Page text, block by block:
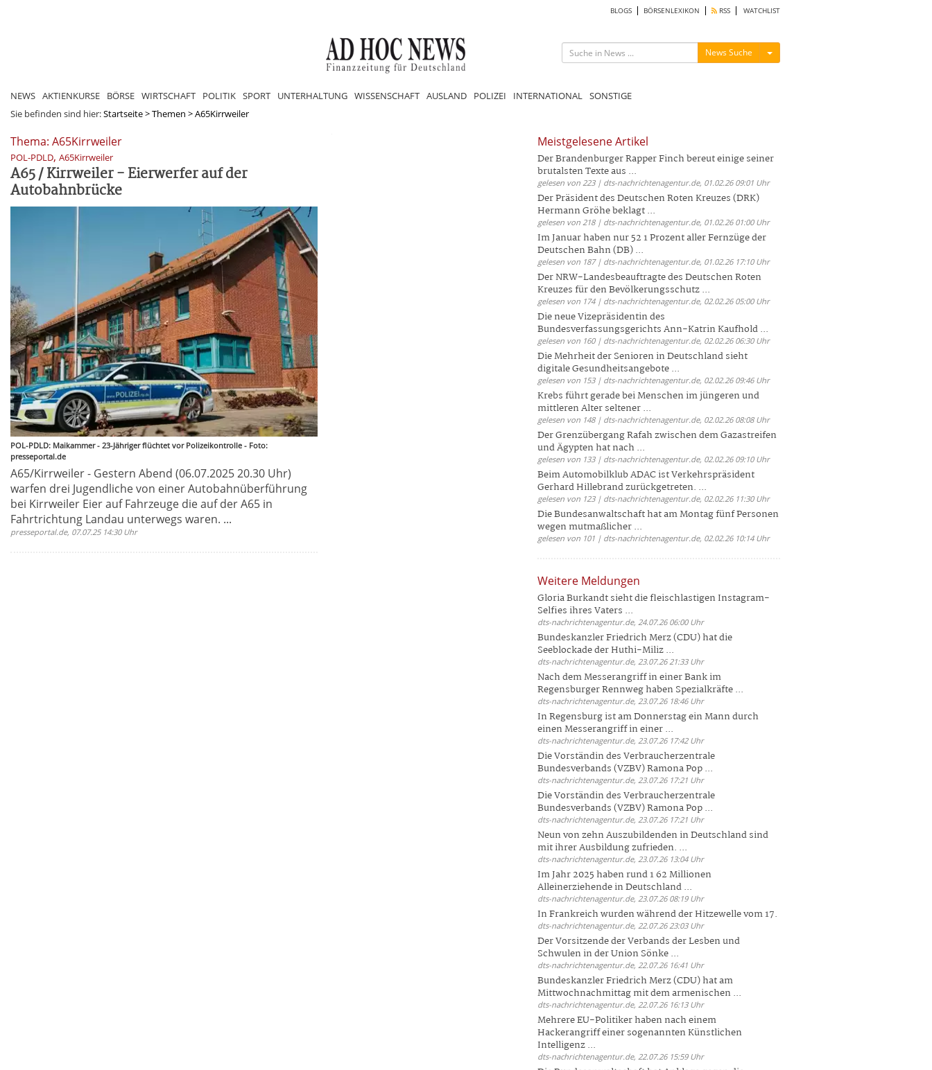
BLOGS BÖRSENLEXIKON RSS WATCHLIST
News Suche Menü ein-/ausblenden
NEWS AKTIENKURSE BÖRSE WIRTSCHAFT POLITIK SPORT UNTERHALTUNG WISSENSCHAFT AUSLAND POLIZEI INTERNATIONAL SONSTIGE
Sie befinden sind hier:Startseite>Themen >A65Kirrweiler
Thema: A65Kirrweiler
POL-PDLD, A65Kirrweiler
A65 / Kirrweiler - Eierwerfer auf der
Autobahnbrücke
POL-PDLD: Maikammer - 23-Jähriger flüchtet vor Polizeikontrolle - Foto:
presseportal.de
A65/Kirrweiler - Gestern Abend (06.07.2025 20.30 Uhr)
warfen drei Jugendliche von einer Autobahnüberführung
bei Kirrweiler Eier auf Fahrzeuge die auf der A65 in
Fahrtrichtung Landau unterwegs waren. ...
presseportal.de, 07.07.25 14:30 Uhr
Meistgelesene Artikel
Der Brandenburger Rapper Finch bereut einige seiner
brutalsten Texte aus ...
gelesen von 223 | dts-nachrichtenagentur.de, 01.02.26 09:01 Uhr
Der Präsident des Deutschen Roten Kreuzes (DRK)
Hermann Gröhe beklagt ...
gelesen von 218 | dts-nachrichtenagentur.de, 01.02.26 01:00 Uhr
Im Januar haben nur 52 1 Prozent aller Fernzüge der
Deutschen Bahn (DB) ...
gelesen von 187 | dts-nachrichtenagentur.de, 01.02.26 17:10 Uhr
Der NRW-Landesbeauftragte des Deutschen Roten
Kreuzes für den Bevölkerungsschutz ...
gelesen von 174 | dts-nachrichtenagentur.de, 02.02.26 05:00 Uhr
Die neue Vizepräsidentin des
Bundesverfassungsgerichts Ann-Katrin Kaufhold ...
gelesen von 160 | dts-nachrichtenagentur.de, 02.02.26 06:30 Uhr
Die Mehrheit der Senioren in Deutschland sieht
digitale Gesundheitsangebote ...
gelesen von 153 | dts-nachrichtenagentur.de, 02.02.26 09:46 Uhr
Krebs führt gerade bei Menschen im jüngeren und
mittleren Alter seltener ...
gelesen von 148 | dts-nachrichtenagentur.de, 02.02.26 08:08 Uhr
Der Grenzübergang Rafah zwischen dem Gazastreifen
und Ägypten hat nach ...
gelesen von 133 | dts-nachrichtenagentur.de, 02.02.26 09:10 Uhr
Beim Automobilklub ADAC ist Verkehrspräsident
Gerhard Hillebrand zurückgetreten. ...
gelesen von 123 | dts-nachrichtenagentur.de, 02.02.26 11:30 Uhr
Die Bundesanwaltschaft hat am Montag fünf Personen
wegen mutmaßlicher ...
gelesen von 101 | dts-nachrichtenagentur.de, 02.02.26 10:14 Uhr
Weitere Meldungen
Gloria Burkandt sieht die fleischlastigen Instagram-
Selfies ihres Vaters ...
dts-nachrichtenagentur.de, 24.07.26 06:00 Uhr
Bundeskanzler Friedrich Merz (CDU) hat die
Seeblockade der Huthi-Miliz ...
dts-nachrichtenagentur.de, 23.07.26 21:33 Uhr
Nach dem Messerangriff in einer Bank im
Regensburger Rennweg haben Spezialkräfte ...
dts-nachrichtenagentur.de, 23.07.26 18:46 Uhr
In Regensburg ist am Donnerstag ein Mann durch
einen Messerangriff in einer ...
dts-nachrichtenagentur.de, 23.07.26 17:42 Uhr
Die Vorständin des Verbraucherzentrale
Bundesverbands (VZBV) Ramona Pop ...
dts-nachrichtenagentur.de, 23.07.26 17:21 Uhr
Die Vorständin des Verbraucherzentrale
Bundesverbands (VZBV) Ramona Pop ...
dts-nachrichtenagentur.de, 23.07.26 17:21 Uhr
Neun von zehn Auszubildenden in Deutschland sind
mit ihrer Ausbildung zufrieden. ...
dts-nachrichtenagentur.de, 23.07.26 13:04 Uhr
Im Jahr 2025 haben rund 1 62 Millionen
Alleinerziehende in Deutschland ...
dts-nachrichtenagentur.de, 23.07.26 08:19 Uhr
In Frankreich wurden während der Hitzewelle vom 17.
dts-nachrichtenagentur.de, 22.07.26 23:03 Uhr
Der Vorsitzende der Verbands der Lesben und
Schwulen in der Union Sönke ...
dts-nachrichtenagentur.de, 22.07.26 16:41 Uhr
Bundeskanzler Friedrich Merz (CDU) hat am
Mittwochnachmittag mit dem armenischen ...
dts-nachrichtenagentur.de, 22.07.26 16:13 Uhr
Mehrere EU-Politiker haben nach einem
Hackerangriff einer sogenannten Künstlichen
Intelligenz ...
dts-nachrichtenagentur.de, 22.07.26 15:59 Uhr